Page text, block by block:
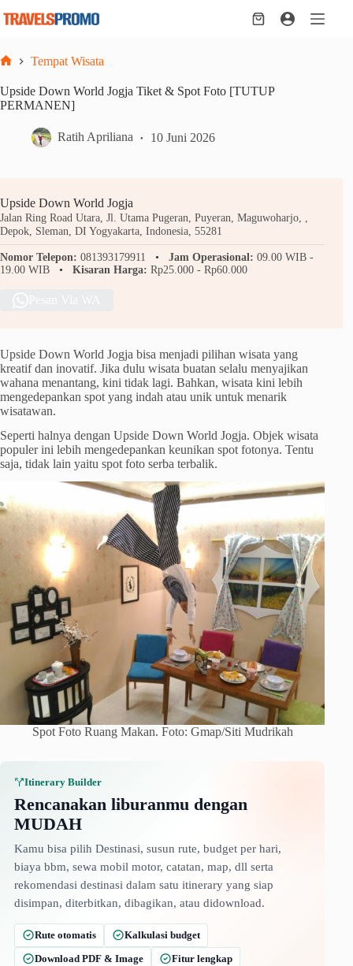
Shopping
Tempat Wisata
Upside Down World Jogja Tiket & Spot Foto [TUTUP
PERMANEN]
Ratih Apriliana 10 Juni 2026
Upside Down World Jogja
Jalan Ring Road Utara, Jl. Utama Pugeran, Puyeran, Maguwoharjo, ,
Depok, Sleman, DI Yogyakarta, Indonesia, 55281
Nomor Telepon: 081393179911 Jam Operasional: 09.00 WIB -
19.00 WIB
Kisaran Harga: Rp25.000 - Rp60.000
Upside Down World Jogja bisa menjadi pilihan wisata yang
kreatif dan inovatif. Jika dulu wisata buatan selalu menyajikan
wahana menantang, kini tidak lagi. Bahkan, wisata kini lebih
mengedepankan spot yang indah atau unik untuk menarik
wisatawan.
Seperti halnya dengan Upside Down World Jogja. Objek wisata
populer ini lebih mengedepankan keunikan spot fotonya. Tentu
saja, tidak lain yaitu spot foto serba terbalik.
Spot Foto Ruang Makan. Foto: Gmap/Siti Mudrikah
Itinerary Builder
Rencanakan liburanmu dengan
MUDAH
Kamu bisa pilih Destinasi, susun rute, budget per hari,
biaya bbm, sewa mobil motor, catatan, map, dll serta
rekomendasi destinasi dalam satu itinerary yang siap
disimpan, diterbitkan, dibagikan, atau didownload.
Rute otomatis
Kalkulasi budget
Download PDF & Image
Fitur lengkap